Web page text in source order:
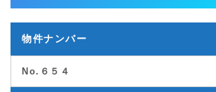
物件ナンバー
No.６５４